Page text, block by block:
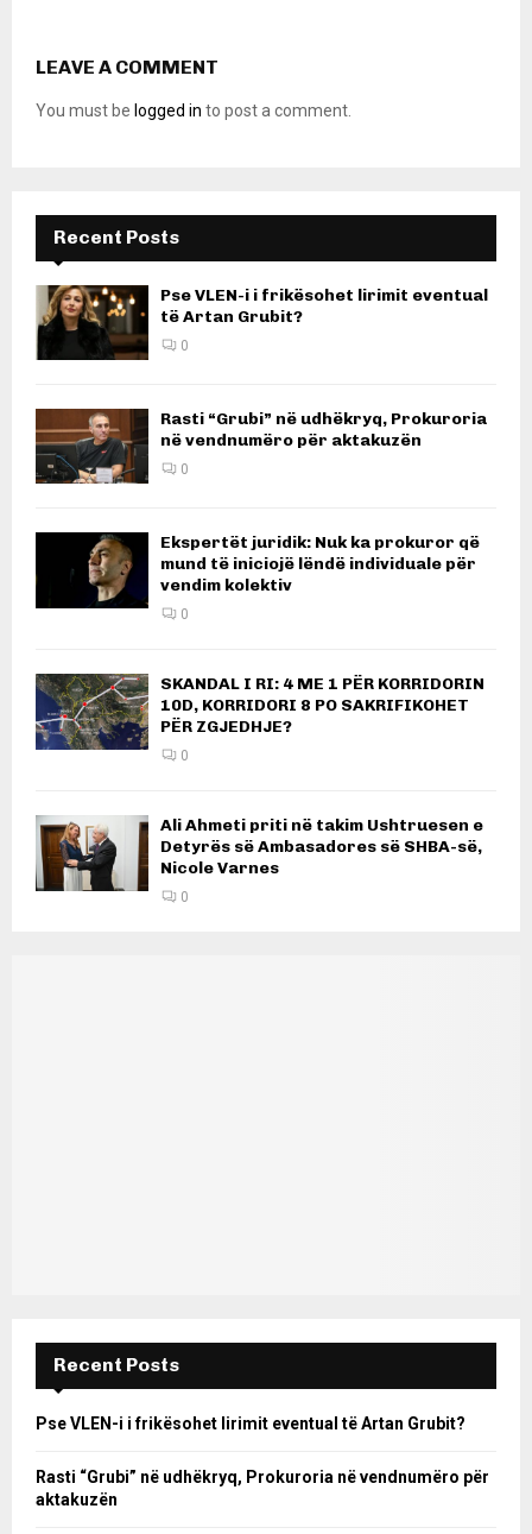
LEAVE A COMMENT
You must be logged in to post a comment.
Recent Posts
Pse VLEN-i i frikësohet lirimit eventual
të Artan Grubit?
0
Rasti “Grubi” në udhëkryq, Prokuroria
në vendnumëro për aktakuzën
0
Ekspertët juridik: Nuk ka prokuror që
mund të iniciojë lëndë individuale për
vendim kolektiv
0
SKANDAL I RI: 4 ME 1 PËR KORRIDORIN
10D, KORRIDORI 8 PO SAKRIFIKOHET
PËR ZGJEDHJE?
0
Ali Ahmeti priti në takim Ushtruesen e
Detyrës së Ambasadores së SHBA-së,
Nicole Varnes
0
Recent Posts
Pse VLEN-i i frikësohet lirimit eventual të Artan Grubit?
Rasti “Grubi” në udhëkryq, Prokuroria në vendnumëro për
aktakuzën